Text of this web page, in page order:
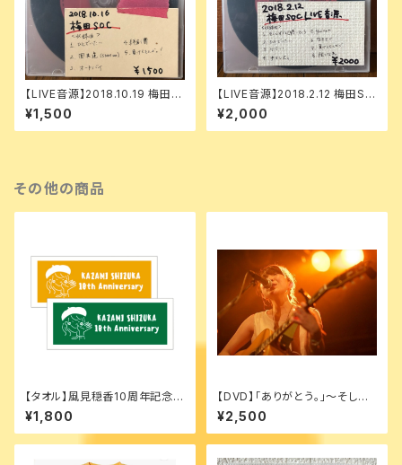
【LIVE音源】2018.10.19 梅田S
OC
¥1,500
【LIVE音源】2018.2.12 梅田SO
C
¥2,000
その他の商品
【タオル】風見穏香10周年記念タ
オル
¥1,800
【DVD】「ありがとう｡」〜そして、
新しい私に〜
¥2,500